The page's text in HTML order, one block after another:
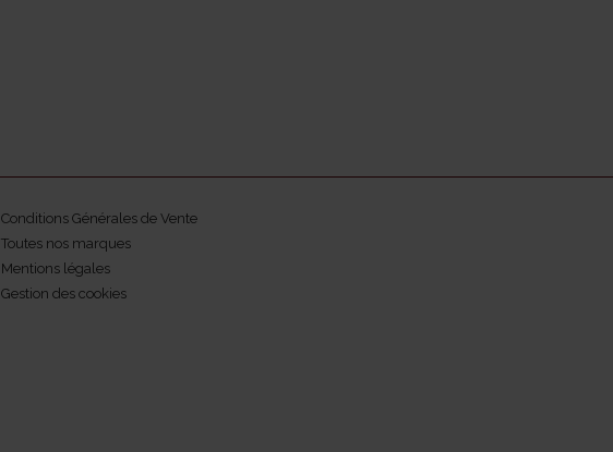
Conditions Générales de Vente
Toutes nos marques
Mentions légales
Gestion des cookies